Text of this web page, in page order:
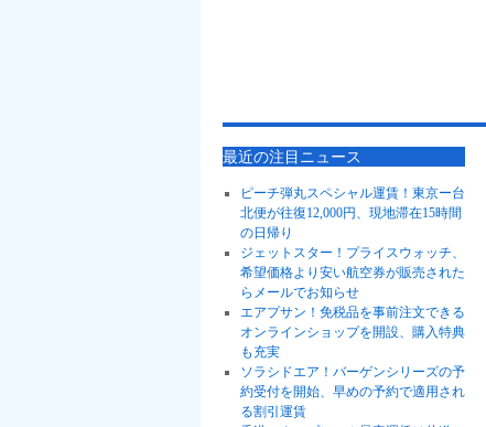
最近の注目ニュース
ピーチ弾丸スペシャル運賃！東京ー台
北便が往復12,000円、現地滞在15時間
の日帰り
ジェットスター！プライスウォッチ、
希望価格より安い航空券が販売された
らメールでお知らせ
エアプサン！免税品を事前注文できる
オンラインショップを開設、購入特典
も充実
ソラシドエア！バーゲンシリーズの予
約受付を開始、早めの予約で適用され
る割引運賃